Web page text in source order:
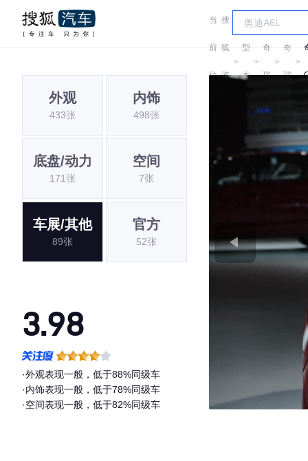
当
前
位
搜
狐
汽
＞
车
型
大
＞
奇
瑞
＞
奇
瑞
＞
外观
433张
内饰
498张
底盘/动力
171张
空间
7张
车展/其他
89张
官方
52张
3.98
·外观表现一般，低于88%同级车
·内饰表现一般，低于78%同级车
·空间表现一般，低于82%同级车